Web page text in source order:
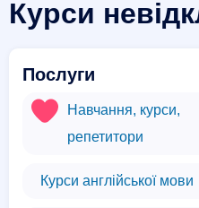
Курси
Послуги
Навчання, курси,
репетитори
Курси англійської мови